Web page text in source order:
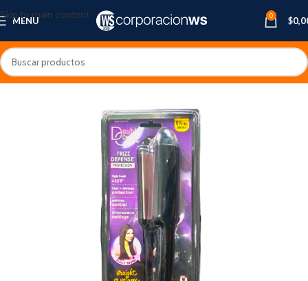
Skip to main content
MENU 0 $